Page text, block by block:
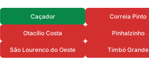
Caçador Correia Pinto
Otacílio Costa Pinhalzinho
São Lourenco do Oeste Timbó Grande